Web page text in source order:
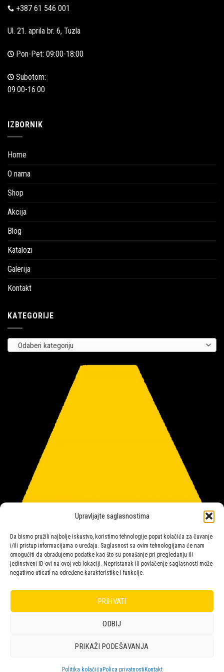
Upravljajte saglasnostima
Da bismo pružili najbolje iskustvo, koristimo tehnologije poput kolačića za čuvanje
i/ili pristup informacijama o uređaju. Saglasnost sa ovim tehnologijama će nam
omogućiti da obrađujemo podatke kao što su ponašanje pri pregledanju ili
jedinstveni ID-ovi na ovoj veb lokaciji. Nepristanak ili povlačenje saglasnosti može
negativno uticati na određene karakteristike i funkcije.
PRIHVATI
ODBIJ
PRIKAŽI PODEŠAVANJA
Politika kolačića Polica privatnosti Kontakt
+387 61 546 001
Ul. 21. aprila br. 6, Tuzla
Pon-Pet: 09:00-18:00
Subotom:
09:00-16:00
IZBORNIK
Home
O nama
Shop
Akcija
Blog
Katalozi
Galerija
Kontakt
KATEGORIJE
Odaberi kategoriju